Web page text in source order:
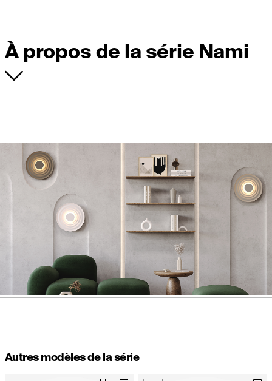
À propos de la série Nami
Autres modèles de la série